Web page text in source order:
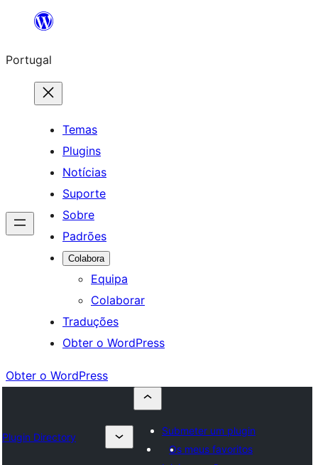
Saltar
o
conteúdo
Portugal
Temas
Plugins
Notícias
Suporte
Sobre
Padrões
Colabora
Equipa
Colaborar
Traduções
Obter o WordPress
Obter o WordPress
Plugin Directory
Submeter um plugin
Os meus favoritos